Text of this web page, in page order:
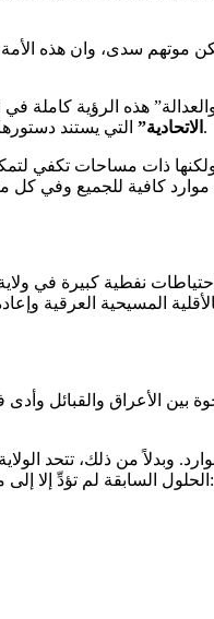
لم يكن موتهم سدى، وان
الاتحادية” التي يستند دستورها على مبادئ “الحرية والسلام والعدالة”، ويطبق نظام الحكم هذه المبادئ الثلاثة عبر دولة القانون.
ذات مساحات تكفي
موارد كافية للجميع وفي كل
نفطية كبيرة في
المسيحية العرقية
بين الأعراق والقبائل
وبدلاً من ذلك، تتحد
الحلول السابقة لم تؤدِّ إلا إلى مزيد من العنف وفقدان الأرواح والموارد والزمن الضائع- تتلخص مميزات النظام المقترح فيما يلي: